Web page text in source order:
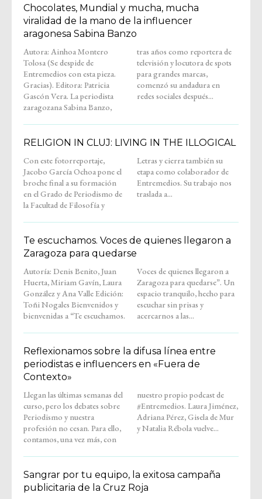
Chocolates, Mundial y mucha, mucha
viralidad de la mano de la influencer
aragonesa Sabina Banzo
Autora: Ainhoa Montero
Tolosa (Se despide de
Entremedios con esta pieza.
Gracias). Editora: Patricia
Gascón Vera. La periodista
zaragozana Sabina Banzo,
tras años como reportera de
televisión y locutora de spots
para grandes marcas,
comenzó su andadura en
redes sociales después...
RELIGION IN CLUJ: LIVING IN THE ILLOGICAL
Con este fotorreportaje,
Jacobo García Ochoa pone el
broche final a su formación
en el Grado de Periodismo de
la Facultad de Filosofía y
Letras y cierra también su
etapa como colaborador de
Entremedios. Su trabajo nos
traslada a...
Te escuchamos. Voces de quienes llegaron a
Zaragoza para quedarse
Autoría: Denis Benito, Juan
Huerta, Miriam Gavín, Laura
González y Ana Valle Edición:
Toñi Nogales Bienvenidos y
bienvenidas a “Te escuchamos.
Voces de quienes llegaron a
Zaragoza para quedarse”. Un
espacio tranquilo, hecho para
escuchar sin prisas y
acercarnos a las...
Reflexionamos sobre la difusa línea entre
periodistas e influencers en «Fuera de
Contexto»
Llegan las últimas semanas del
curso, pero los debates sobre
Periodismo y nuestra
profesión no cesan. Para ello,
contamos, una vez más, con
nuestro propio podcast de
#Entremedios. Laura Jiménez,
Adriana Pérez, Gisela de Mur
y Natalia Rébola vuelve...
Sangrar por tu equipo, la exitosa campaña
publicitaria de la Cruz Roja